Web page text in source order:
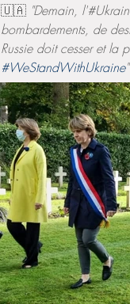
🇺🇦 "Demain,
bombardements, de
Russie doit cesser et la
#WeStandWithUkraine"
🇫🇷 EN FRANCE /
▫️ Présidence de la
https://cutt.ly/swiaf8Rp
▫️ Compte-rendu du
▫️ Gouvernement : ce
https://cutt.ly/
▫️ MEAE : 📹 Point de
https://